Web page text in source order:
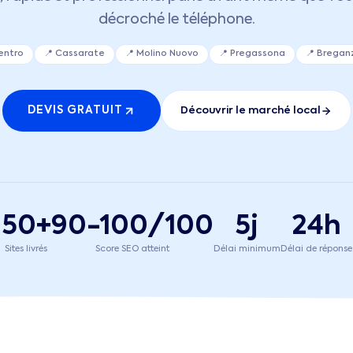
décroché le téléphone.
📍 Cassarate 📍 Molino Nuovo 📍 Pregassona 📍
DEVIS GRATUIT Découvrir le marché local
50+
Sites livrés
90-100/100
Score SEO atteint
5j
Délai minimum
24h
Délai de réponse